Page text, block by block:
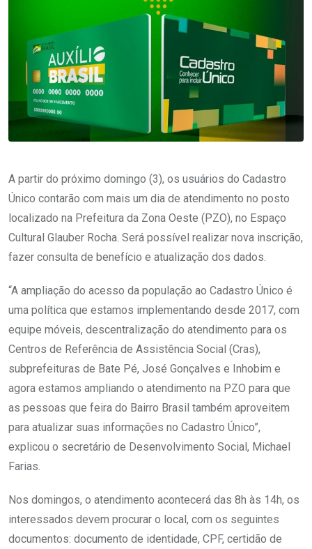
A partir do próximo domingo (3), os usuários do Cadastro
Único contarão com mais um dia de atendimento no posto
localizado na Prefeitura da Zona Oeste (PZO), no Espaço
Cultural Glauber Rocha. Será possível realizar nova inscrição,
fazer consulta de benefício e atualização dos dados.
“A ampliação do acesso da população ao Cadastro Único é
uma política que estamos implementando desde 2017, com
equipe móveis, descentralização do atendimento para os
Centros de Referência de Assistência Social (Cras),
subprefeituras de Bate Pé, José Gonçalves e Inhobim e
agora estamos ampliando o atendimento na PZO para que
as pessoas que feira do Bairro Brasil também aproveitem
para atualizar suas informações no Cadastro Único”,
explicou o secretário de Desenvolvimento Social, Michael
Farias.
Nos domingos, o atendimento acontecerá das 8h às 14h, os
interessados devem procurar o local, com os seguintes
documentos: documento de identidade, CPF, certidão de